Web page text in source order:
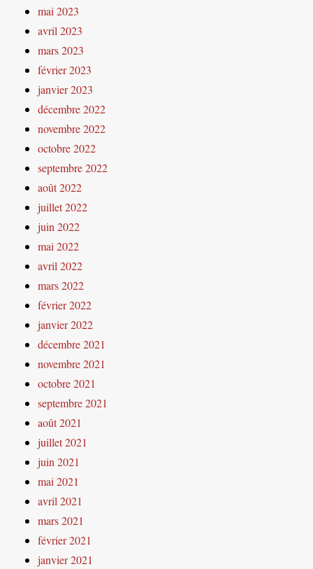
mai 2023
avril 2023
mars 2023
février 2023
janvier 2023
décembre 2022
novembre 2022
octobre 2022
septembre 2022
août 2022
juillet 2022
juin 2022
mai 2022
avril 2022
mars 2022
février 2022
janvier 2022
décembre 2021
novembre 2021
octobre 2021
septembre 2021
août 2021
juillet 2021
juin 2021
mai 2021
avril 2021
mars 2021
février 2021
janvier 2021